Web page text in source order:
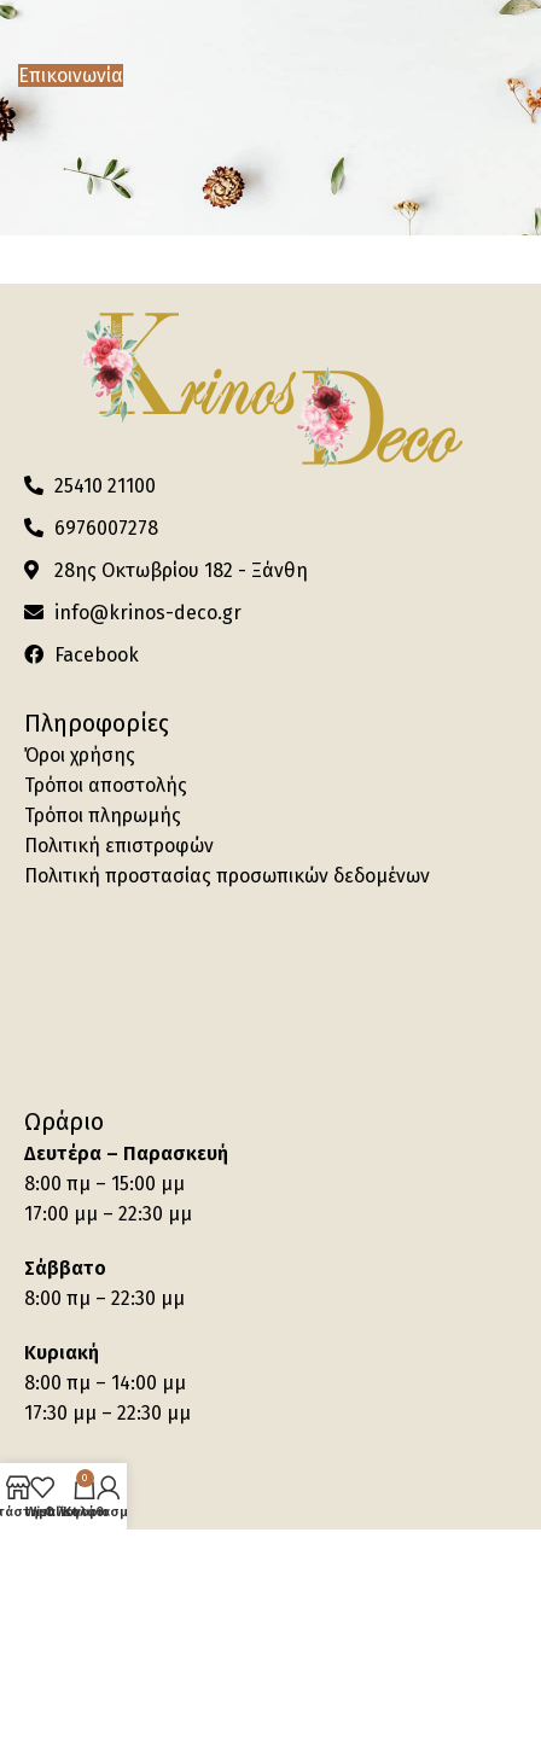
Επικοινωνία
25410 21100
6976007278
28ης Οκτωβρίου 182 - Ξάνθη
info@krinos-deco.gr
Facebook
Πληροφορίες
Όροι χρήσης
Τρόποι αποστολής
Τρόποι πληρωμής
Πολιτική επιστροφών
Πολιτική προστασίας προσωπικών δεδομένων
Ωράριο
Δευτέρα – Παρασκευή
8:00 πμ – 15:00 μμ
17:00 μμ – 22:30 μμ
Σάββατο
8:00 πμ – 22:30 μμ
Κυριακή
8:00 πμ – 14:00 μμ
17:30 μμ – 22:30 μμ
Wishlist
0
Καλάθι
Ο λογαριασμός μου